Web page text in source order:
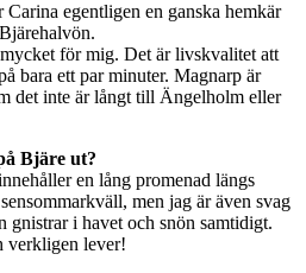
Carina egentligen en ganska hemkär
för mig. Det är livskvalitet att
bara ett par minuter. Magnarp är
det inte är långt till Ängelholm eller
Bjäre ut?
en lång promenad längs
men jag är även svag
gnistrar i havet och snön samtidigt.
verkligen lever!